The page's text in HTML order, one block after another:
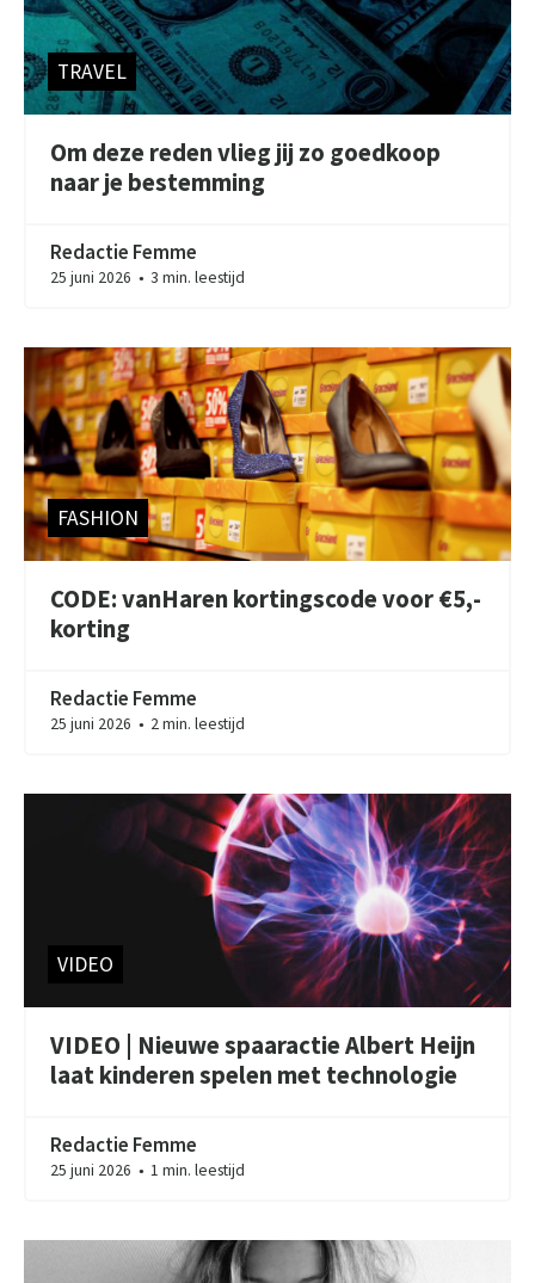
TRAVEL
Om deze reden vlieg jij zo goedkoop
naar je bestemming
Redactie Femme
25 juni 2026 ● 3 min. leestijd
FASHION
CODE: vanHaren kortingscode voor €5,-
korting
Redactie Femme
25 juni 2026 ● 2 min. leestijd
VIDEO
VIDEO | Nieuwe spaaractie Albert Heijn
laat kinderen spelen met technologie
Redactie Femme
25 juni 2026 ● 1 min. leestijd